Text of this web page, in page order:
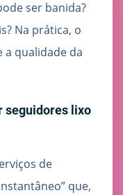
ser banida?
Na prática, o
a qualidade da
seguidores lixo
de
que,